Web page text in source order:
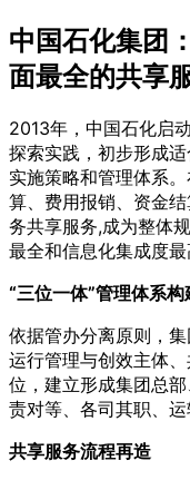
中国石化集团
面最全的共享
2013年，中国石化启
探索实践，初步形成
实施策略和管理体系
算、费用报销、资金
务共享服务,成为整体
最全和信息化集成度最
“三位一体”管理体系构
依据管办分离原则，
运行管理与创效主体
位，建立形成集团总
责对等、各司其职、运
共享服务流程再造